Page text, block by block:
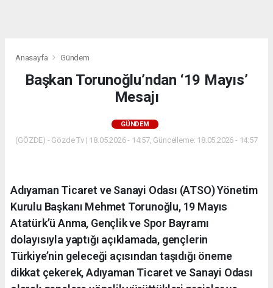
Anasayfa Gündem
Başkan Torunoğlu’ndan ‘19 Mayıs’
Mesajı
GÜNDEM
(GÖZDE) - Gözde Tv | 18.05.2026 - 14:57, Güncelleme: 18.05.2026 - 14:57
Adıyaman Ticaret ve Sanayi Odası (ATSO) Yönetim
Kurulu Başkanı Mehmet Torunoğlu, 19 Mayıs
Atatürk’ü Anma, Gençlik ve Spor Bayramı
dolayısıyla yaptığı açıklamada, gençlerin
Türkiye’nin geleceği açısından taşıdığı öneme
dikkat çekerek, Adıyaman Ticaret ve Sanayi Odası